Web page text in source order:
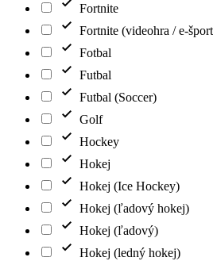
Fortnite
Fortnite (videohra / e-
Fotbal
Futbal
Futbal (Soccer)
Golf
Hockey
Hokej
Hokej (Ice Hockey)
Hokej (ľadový hokej)
Hokej (ľadový)
Hokej (ledný hokej)